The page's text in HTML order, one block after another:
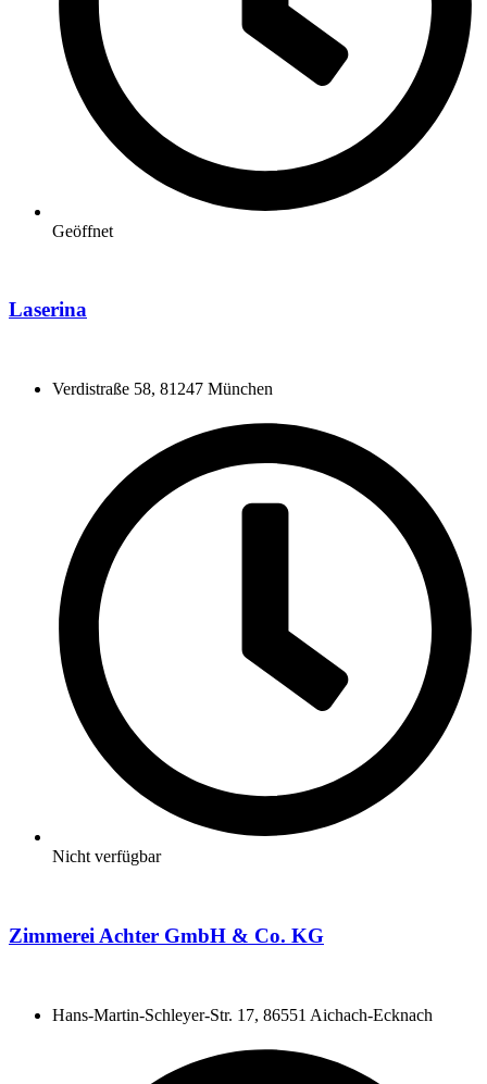
Geöffnet
Laserina
Verdistraße 58, 81247 München
Nicht verfügbar
Zimmerei Achter GmbH & Co. KG
Hans-Martin-Schleyer-Str. 17, 86551 Aichach-Ecknach